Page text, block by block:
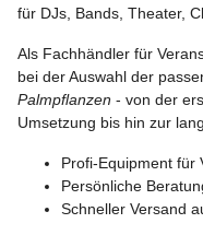
für DJs, Bands, Theater,
Als Fachhändler für
bei der Auswahl der
Palmpflanzen - von der
Umsetzung bis hin zur
Profi-Equipment für
Persönliche
Schneller Versand